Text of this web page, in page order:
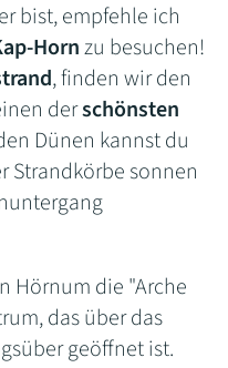
bist, empfehle ich
Hornzu besuchen!
, finden wir den
derschönsten
Dünen kannst du
Strandkörbe sonnen
Hörnum die "Arche
das über das
geöffnet ist.